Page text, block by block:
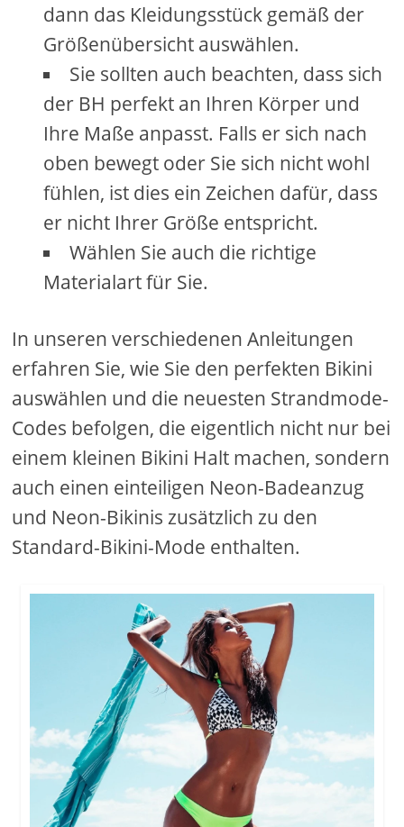
dann das Kleidungsstück gemäß der
Größenübersicht auswählen.
Sie sollten auch beachten, dass sich
der BH perfekt an Ihren Körper und
Ihre Maße anpasst. Falls er sich nach
oben bewegt oder Sie sich nicht wohl
fühlen, ist dies ein Zeichen dafür, dass
er nicht Ihrer Größe entspricht.
Wählen Sie auch die richtige
Materialart für Sie.
In unseren verschiedenen Anleitungen
erfahren Sie, wie Sie den perfekten Bikini
auswählen und die neuesten Strandmode-
Codes befolgen, die eigentlich nicht nur bei
einem kleinen Bikini Halt machen, sondern
auch einen einteiligen Neon-Badeanzug
und Neon-Bikinis zusätzlich zu den
Standard-Bikini-Mode enthalten.